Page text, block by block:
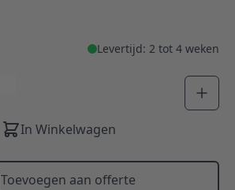
Levertijd: 2 tot 4 weken
In Winkelwagen
Toevoegen aan offerte